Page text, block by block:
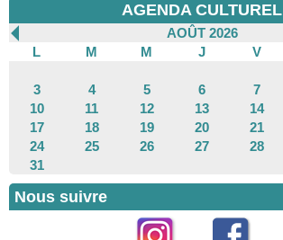
AGENDA CULTUREL
AOÛT 2026
L
M M J V
3
4 5 6 7
10
11 12 13 14
17
18 19 20 21
24
25 26 27 28
31
Nous suivre